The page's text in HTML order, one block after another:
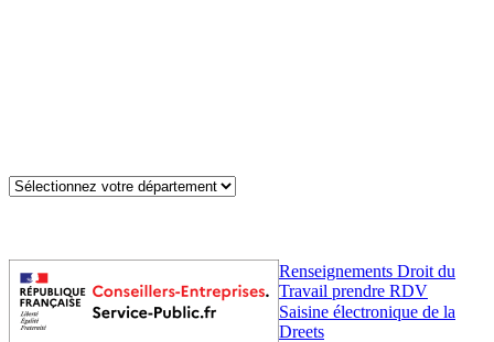
Renseignements Droit du
Travail prendre RDV
Saisine électronique de la
Dreets